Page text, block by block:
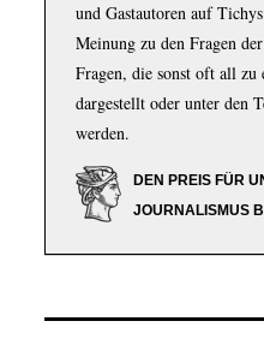
und Gastautoren auf
Meinung zu den Fragen
Fragen, die sonst oft all zu
dargestellt oder unter den
werden.
DEN PREIS FÜR
JOURNALISMUS